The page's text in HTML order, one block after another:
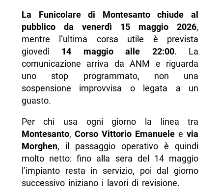
La Funicolare di Montesanto chiude al
pubblico da venerdì 15 maggio 2026,
mentre l’ultima corsa utile è prevista
giovedì 14 maggio alle 22:00. La
comunicazione arriva da ANM e riguarda
uno stop programmato, non una
sospensione improvvisa o legata a un
guasto.
Per chi usa ogni giorno la linea tra
Montesanto, Corso Vittorio Emanuele evia
Morghen, il passaggio operativo è quindi
molto netto: fino alla sera del 14 maggio
l’impianto resta in servizio, poi dal giorno
successivo iniziano i lavori di revisione.